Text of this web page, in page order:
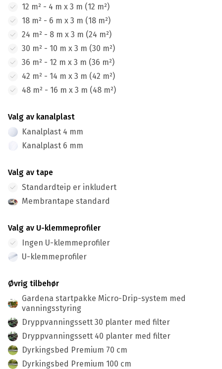
Dører og vinduer over dører:
Overflate:
12 m² - 4 m x 3 m (12 m²)
18 m² - 6 m x 3 m (18 m²)
24 m² - 8 m x 3 m (24 m²)
30 m² - 10 m x 3 m (30 m²)
36 m² - 12 m x 3 m (36 m²)
42 m² - 14 m x 3 m (42 m²)
48 m² - 16 m x 3 m (48 m²)
Valg av kanalplast
Kanalplast 4 mm
Kanalplast 6 mm
Valg av tape
Standardteip er inkludert
Membrantape standard
Valg av U-klemmeprofiler
Ingen U-klemmeprofiler
U-klemmeprofiler
Øvrig tilbehør
Gardena startpakke Micro-Drip-system med
vanningsstyring
Dryppvanningssett 30 planter med filter
Dryppvanningssett 40 planter med filter
Dyrkingsbed Premium 70 cm
Dyrkingsbed Premium 100 cm